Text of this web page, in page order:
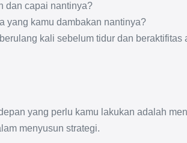
dan capai nantinya?
yang kamu dambakan nantinya?
kali sebelum tidur dan
yang perlu kamu lakukan adalah
menyusun strategi.